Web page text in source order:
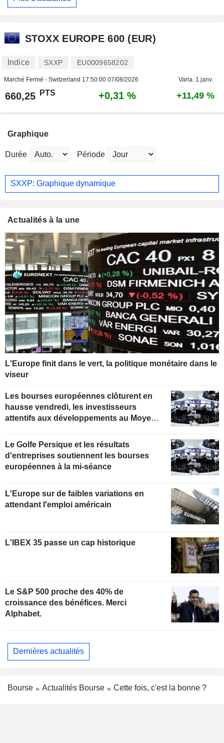
STOXX EUROPE 600 (EUR)
Indice SXXP EU0009658202
Marché Fermé - Switzerland 17:50:00 07/08/2026 Varia. 1 janv.
660,25 PTS +0,31 % +11,49 %
Graphique
Durée Période
SXXP: Graphique dynamique
Actualités à la une
L'Europe finit dans le vert, la politique monétaire dans le
viseur
Les bourses européennes clôturent en
hausse vendredi, les investisseurs
attentifs aux développements au Moyen-
Le Golfe Persique et les résultats
d'entreprises soutiennent les bourses
européennes à la mi-séance
L'Europe sur de faibles variations en
attendant l'emploi américain
L'IBEX 35 passe un cap historique
Le S&P 500 proche des 40% de
croissance des bénéfices. Merci
Alphabet.
Dernières actualités
Bourse Actualités Bourse Cette fois, c'est la bonne ?